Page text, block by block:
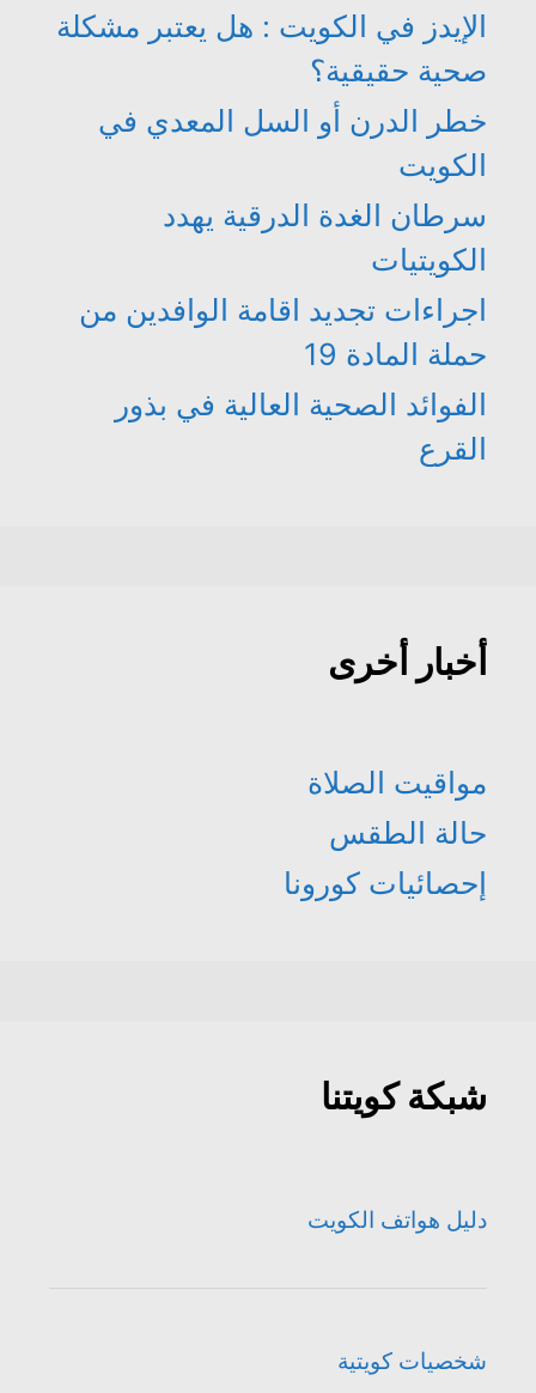
الإيدز في الكويت : هل يعتبر مشكلة
صحية حقيقية؟
خطر الدرن أو السل المعدي في
الكويت
سرطان الغدة الدرقية يهدد
الكويتيات
اجراءات تجديد اقامة الوافدين من
حملة المادة 19
الفوائد الصحية العالية في بذور
القرع
أخبار أخرى
مواقيت الصلاة
حالة الطقس
إحصائيات كورونا
شبكة كويتنا
دليل هواتف الكويت
شخصيات كويتية